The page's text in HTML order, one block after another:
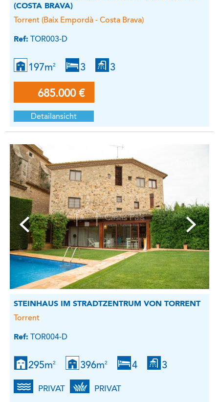
(COSTA BRAVA)
Torrent (Baix Empordà - Costa Brava)
Ref: TOR003-D
197m2 3 3
685.000 €
Detailansicht
STEINHAUS IM STRADTZENTRUM VON TORRENT
Torrent
Ref: TOR004-D
295m2 396m2 4 3
PRIVAT PRIVAT